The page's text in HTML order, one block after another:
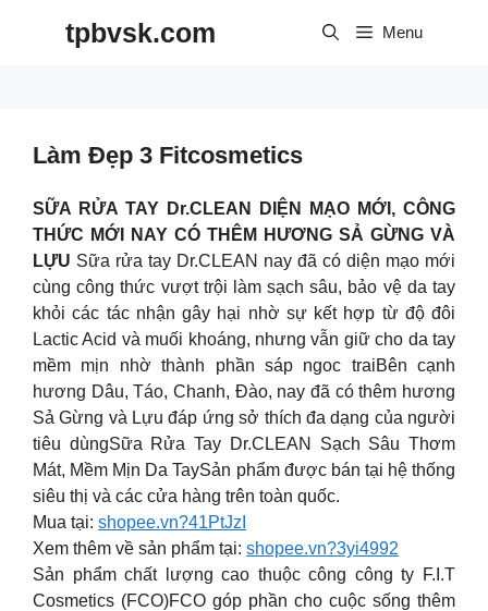
tpbvsk.com Menu
Làm Đẹp 3 Fitcosmetics
SỮA RỬA TAY Dr.CLEAN DIỆN MẠO MỚI, CÔNG
THỨC MỚI NAY CÓ THÊM HƯƠNG SẢ GỪNG VÀ
LỰU Sữa rửa tay Dr.CLEAN nay đã có diện mạo mới
cùng công thức vượt trội làm sạch sâu, bảo vệ da tay
khỏi các tác nhận gây hại nhờ sự kết hợp từ độ đôi
Lactic Acid và muối khoáng, nhưng vẫn giữ cho da tay
mềm mịn nhờ thành phần sáp ngoc traiBên cạnh
hương Dâu, Táo, Chanh, Đào, nay đã có thêm hương
Sả Gừng và Lựu đáp ứng sở thích đa dạng của người
tiêu dùngSữa Rửa Tay Dr.CLEAN Sạch Sâu Thơm
Mát, Mềm Mịn Da TaySản phẩm được bán tại hệ thống
siêu thị và các cửa hàng trên toàn quốc.
Mua tại: shopee.vn?41PtJzI
Xem thêm về sản phẩm tại: shopee.vn?3yi4992
Sản phẩm chất lượng cao thuộc công công ty F.I.T
Cosmetics (FCO)FCO góp phần cho cuộc sống thêm